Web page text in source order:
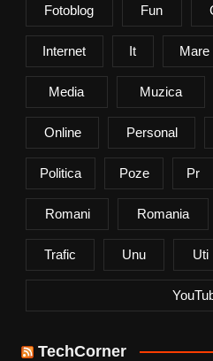
Fotoblog Fun
Internet It Mare
Media Muzica
Online Personal
Politica Poze Pr
Romani Romania
Trafic Unu Uti
TechCorner